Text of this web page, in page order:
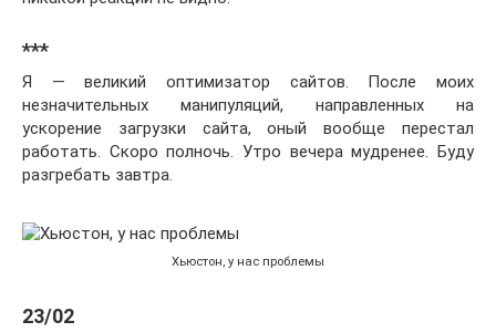
***
Я — великий оптимизатор сайтов. После моих
незначительных манипуляций, направленных на
ускорение загрузки сайта, оный вообще перестал
работать. Скоро полночь. Утро вечера мудренее. Буду
разгребать завтра.
Хьюстон, у нас проблемы
23/02